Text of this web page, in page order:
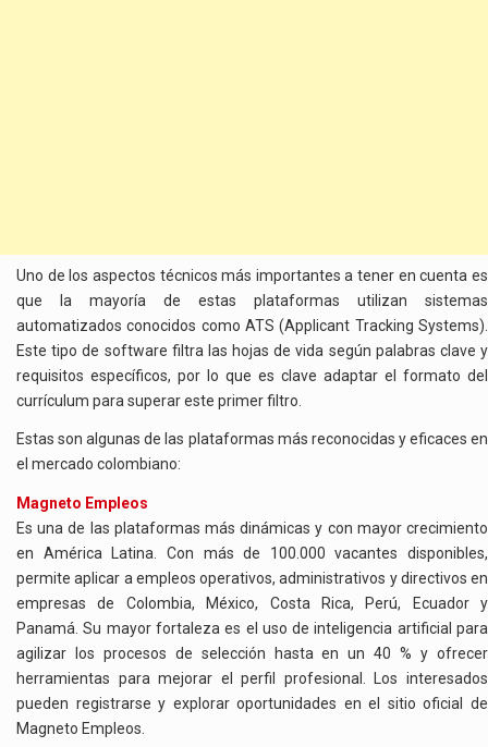
Uno de los aspectos técnicos más importantes a tener en cuenta es
que la mayoría de estas plataformas utilizan sistemas
automatizados conocidos como ATS (Applicant Tracking Systems).
Este tipo de software filtra las hojas de vida según palabras clave y
requisitos específicos, por lo que es clave adaptar el formato del
currículum para superar este primer filtro.
Estas son algunas de las plataformas más reconocidas y eficaces en
el mercado colombiano:
Magneto Empleos
Es una de las plataformas más dinámicas y con mayor crecimiento
en América Latina. Con más de 100.000 vacantes disponibles,
permite aplicar a empleos operativos, administrativos y directivos en
empresas de Colombia, México, Costa Rica, Perú, Ecuador y
Panamá. Su mayor fortaleza es el uso de inteligencia artificial para
agilizar los procesos de selección hasta en un 40 % y ofrecer
herramientas para mejorar el perfil profesional. Los interesados
pueden registrarse y explorar oportunidades en el sitio oficial de
Magneto Empleos.